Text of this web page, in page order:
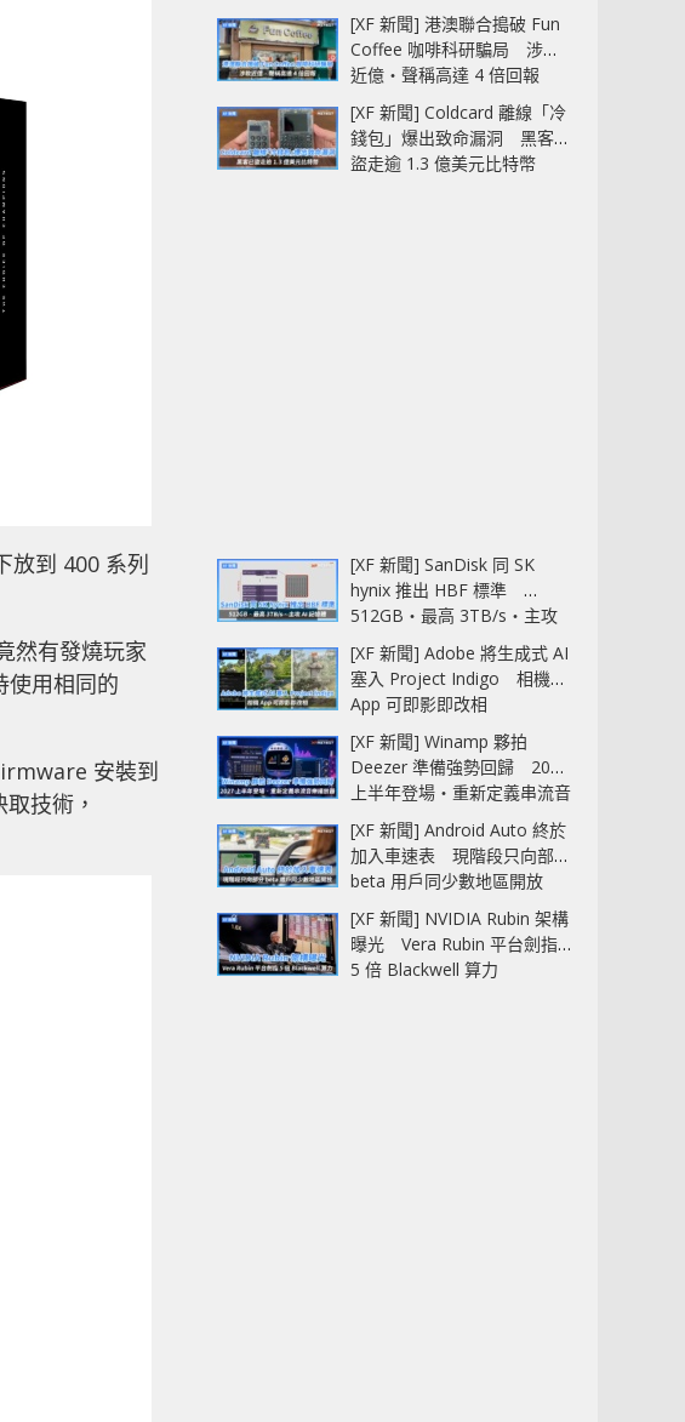
放到 400 系列
然有發燒玩家
使用相同的
安裝到
技術，
[XF 新聞] 港澳聯合搗破 Fun
Coffee 咖啡科研騙局 涉款
近億‧聲稱高達 4 倍回報
[XF 新聞] Coldcard 離線「冷
錢包」爆出致命漏洞 黑客已
盜走逾 1.3 億美元比特幣
[XF 新聞] SanDisk 同 SK
hynix 推出 HBF 標準
512GB‧最高 3TB/s‧主攻
AI 記憶體
[XF 新聞] Adobe 將生成式 AI
塞入 Project Indigo 相機
App 可即影即改相
[XF 新聞] Winamp 夥拍
Deezer 準備強勢回歸 2027
上半年登場‧重新定義串流音
樂播放器
[XF 新聞] Android Auto 終於
加入車速表 現階段只向部分
beta 用戶同少數地區開放
[XF 新聞] NVIDIA Rubin 架構
曝光 Vera Rubin 平台劍指
5 倍 Blackwell 算力